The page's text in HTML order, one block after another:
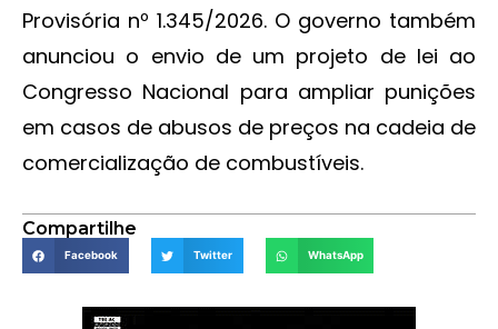
Provisória nº 1.345/2026. O governo também
anunciou o envio de um projeto de lei ao
Congresso Nacional para ampliar punições
em casos de abusos de preços na cadeia de
comercialização de combustíveis.
Compartilhe
Facebook Twitter WhatsApp